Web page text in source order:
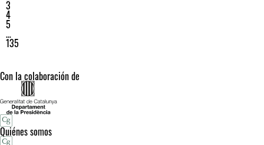
3
4
5
…
135
Con la colaboración de
Quiénes somos